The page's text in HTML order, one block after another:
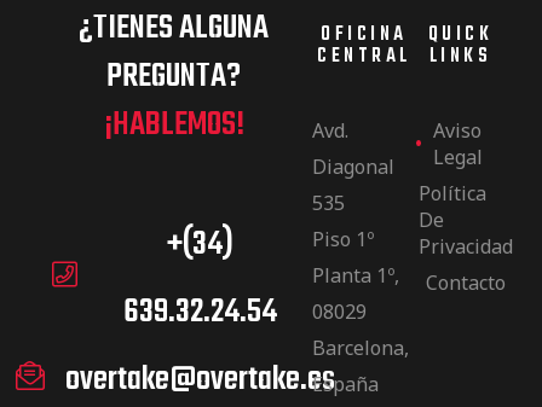
¿TIENES ALGUNA
PREGUNTA?
¡HABLEMOS!
+(34)
639.32.24.54
overtake@overtake.es
OFICINA
CENTRAL
Avd.
Diagonal
535
Piso 1º
Planta 1º,
08029
Barcelona,
España
QUICK
LINKS
Aviso
Legal
Política
De
Privacidad
Contacto